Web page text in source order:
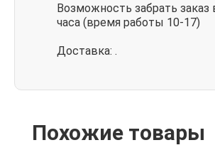
Возможность забрать заказ
часа (время работы 10-17)
Доставка: .
Похожие товары